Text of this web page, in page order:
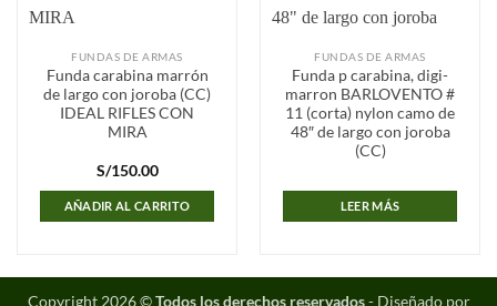
FUNDAS DE ARMAS
Funda carabina marrón
de largo con joroba (CC)
IDEAL RIFLES CON
MIRA
S/150.00
AÑADIR AL CARRITO
deseos
FUNDAS DE ARMAS
Funda p carabina, digi-
marron BARLOVENTO #
11 (corta) nylon camo de
48″ de largo con joroba
(CC)
LEER MÁS
Copyright 2026 ©Todos los derechos reservados- Diseñado por